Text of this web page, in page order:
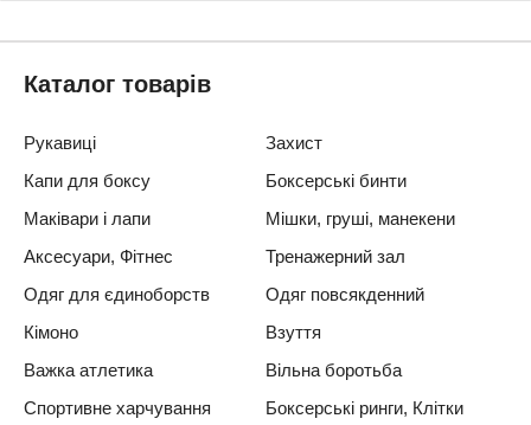
Каталог товарів
Рукавиці
Захист
Капи для боксу
Боксерські бинти
Маківари і лапи
Мішки, груші, манекени
Аксесуари, Фітнес
Тренажерний зал
Одяг для єдиноборств
Одяг повсякденний
Кімоно
Взуття
Важка атлетика
Вільна боротьба
Спортивне харчування
Боксерські ринги, Клітки